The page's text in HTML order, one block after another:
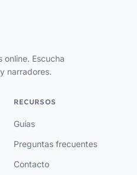
Escucha
narradores.
RECURSOS
Guías
Preguntas frecuentes
Contacto